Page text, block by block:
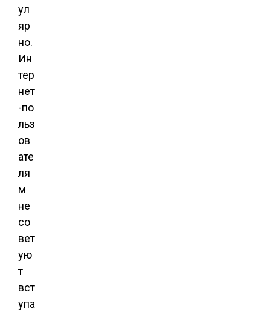
ул
яр
но.
Ин
тер
нет
-по
льз
ов
ате
ля
м
не
со
вет
ую
т
вст
упа